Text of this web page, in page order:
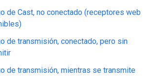
de Cast, no conectado (receptores web
de transmisión, conectado, pero sin
de transmisión, mientras se transmite